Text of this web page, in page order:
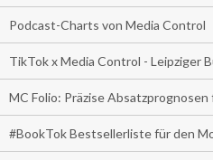
Podcast-Charts von Media Control
TikTok x Media Control - Leipziger
MC Folio: Präzise
#BookTok Bestsellerliste für den